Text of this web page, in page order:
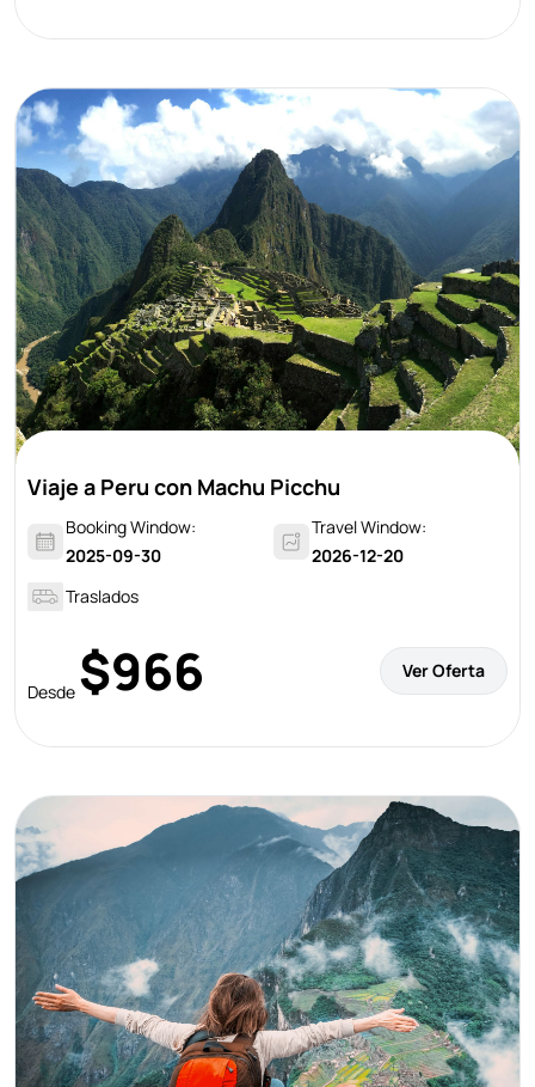
Viaje a Peru con Machu Picchu
Booking Window:
2025-09-30
Travel Window:
2026-12-20
Traslados
Desde $966 Ver Oferta